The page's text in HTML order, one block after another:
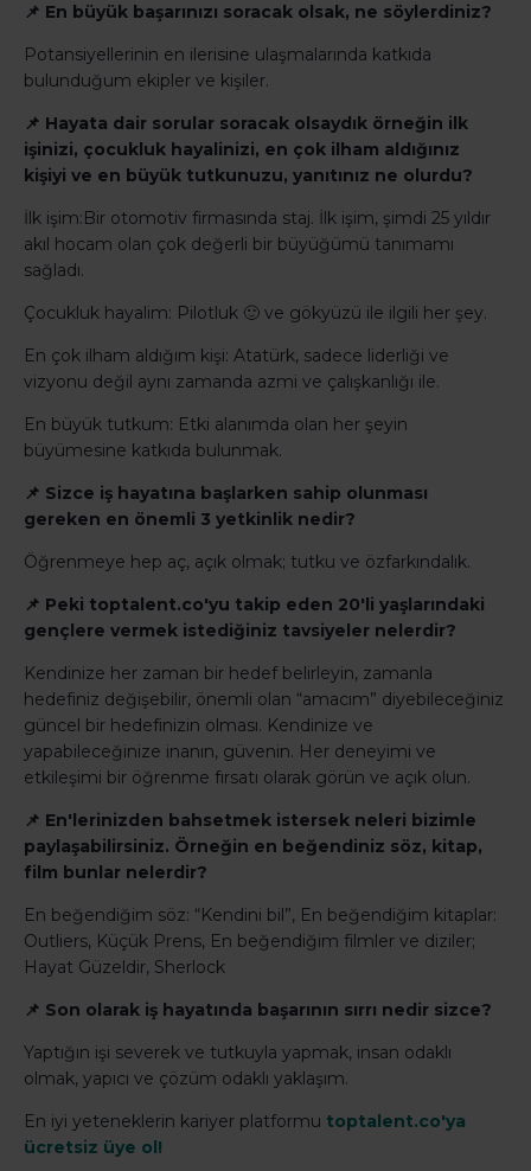
📌 En büyük başarınızı soracak olsak, ne söylerdiniz?
Potansiyellerinin en ilerisine ulaşmalarında katkıda
bulunduğum ekipler ve kişiler.
📌 Hayata dair sorular soracak olsaydık örneğin ilk
işinizi, çocukluk hayalinizi, en çok ilham aldığınız
kişiyi ve en büyük tutkunuzu, yanıtınız ne olurdu?
İlk işim:Bir otomotiv firmasında staj. İlk işim, şimdi 25 yıldır
akıl hocam olan çok değerli bir büyüğümü tanımamı
sağladı.
Çocukluk hayalim: Pilotluk 🙂 ve gökyüzü ile ilgili her şey.
En çok ilham aldığım kişi: Atatürk, sadece liderliği ve
vizyonu değil aynı zamanda azmi ve çalışkanlığı ile.
En büyük tutkum: Etki alanımda olan her şeyin
büyümesine katkıda bulunmak.
📌 Sizce iş hayatına başlarken sahip olunması
gereken en önemli 3 yetkinlik nedir?
Öğrenmeye hep aç, açık olmak; tutku ve özfarkındalık.
📌 Peki toptalent.co'yu takip eden 20'li yaşlarındaki
gençlere vermek istediğiniz tavsiyeler nelerdir?
Kendinize her zaman bir hedef belirleyin, zamanla
hedefiniz değişebilir, önemli olan “amacım” diyebileceğiniz
güncel bir hedefinizin olması. Kendinize ve
yapabileceğinize inanın, güvenin. Her deneyimi ve
etkileşimi bir öğrenme fırsatı olarak görün ve açık olun.
📌 En'lerinizden bahsetmek istersek neleri bizimle
paylaşabilirsiniz. Örneğin en beğendiniz söz, kitap,
film bunlar nelerdir?
En beğendiğim söz: “Kendini bil”, En beğendiğim kitaplar:
Outliers, Küçük Prens, En beğendiğim filmler ve diziler;
Hayat Güzeldir, Sherlock
📌 Son olarak iş hayatında başarının sırrı nedir sizce?
Yaptığın işi severek ve tutkuyla yapmak, insan odaklı
olmak, yapıcı ve çözüm odaklı yaklaşım.
En iyi yeteneklerin kariyer platformu toptalent.co'ya
ücretsiz üye ol!